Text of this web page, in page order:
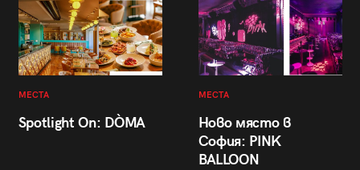
МЕСТА
Spotlight On: DÒMA
МЕСТА
Ново място в
София: PINK
BALLOON